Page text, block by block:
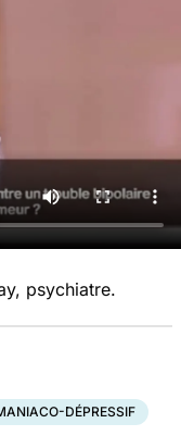
psychiatre.
DÉPRESSIF